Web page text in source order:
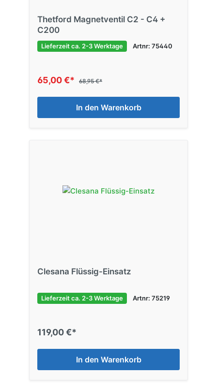
Thetford Magnetventil C2 - C4 +
C200
Lieferzeit ca. 2-3 Werktage Artnr: 75440
65,00 €* 68,95 €*
In den Warenkorb
Clesana Flüssig-Einsatz
Lieferzeit ca. 2-3 Werktage Artnr: 75219
119,00 €*
In den Warenkorb